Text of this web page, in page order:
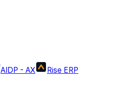
AIDP - AX Rise ERP